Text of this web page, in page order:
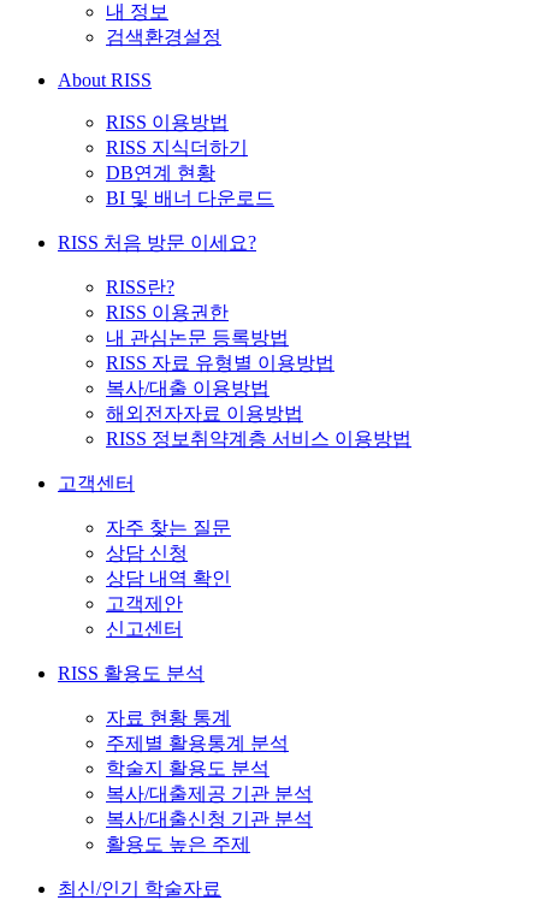
내 정보
검색환경설정
About RISS
RISS 이용방법
RISS 지식더하기
DB연계 현황
BI 및 배너 다운로드
RISS 처음 방문 이세요?
RISS란?
RISS 이용권한
내 관심논문 등록방법
RISS 자료 유형별 이용방법
복사/대출 이용방법
해외전자자료 이용방법
RISS 정보취약계층 서비스 이용방법
고객센터
자주 찾는 질문
상담 신청
상담 내역 확인
고객제안
신고센터
RISS 활용도 분석
자료 현황 통계
주제별 활용통계 분석
학술지 활용도 분석
복사/대출제공 기관 분석
복사/대출신청 기관 분석
활용도 높은 주제
최신/인기 학술자료